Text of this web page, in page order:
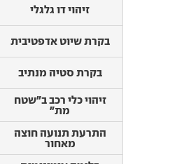
זיהוי דו גלגלי
בקרת שיוט אדפטיבית
בקרת סטיה מנתיב
זיהוי כלי רכב ב"שטח
מת"
התרעת תנועה חוצה
מאחור
זיהוי דו גלגלי
בקרת שיוט אדפטיבית
בקרת סטיה מנתיב
זיהוי כלי רכב ב"שטח
מת"
התרעת תנועה חוצה
מאחור